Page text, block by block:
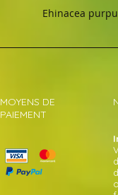
Ehinacea
MOYENS DE
PAIEMENT